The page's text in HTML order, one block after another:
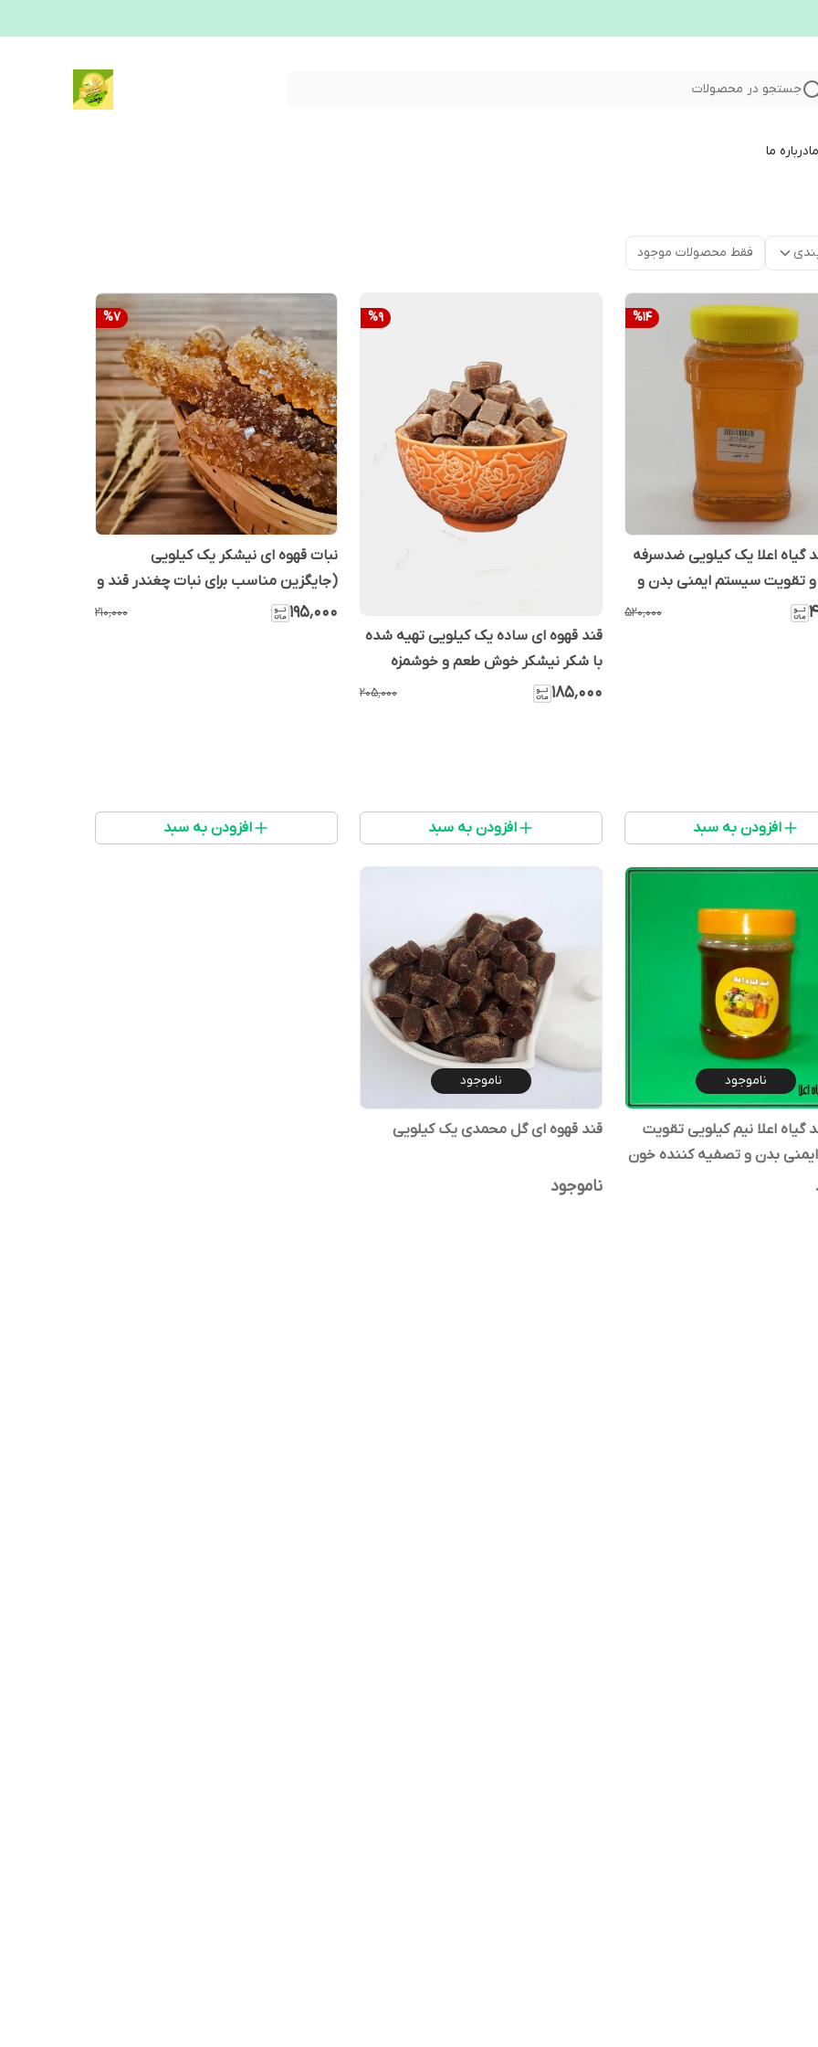
جستجو در محصولات
درباره ما
فقط محصولات موجود
%14
اعلا یک کیلویی ضدسرفه
و تقویت سیستم ایمنی بدن و
و تصفیه کننده خون و... ۵۲۰٬۰۰۰
افزودن به سبد
%9
قند قهوه ای ساده یک کیلویی تهیه شده
با شکر نیشکر خوش طعم و خوشمزه
۱۸۵٬۰۰۰ ۲۰۵٬۰۰۰
افزودن به سبد
%7
نبات قهوه ای نیشکر یک کیلویی
(جایگزین مناسب برای نبات چغندر قند و
مناسب دیابتی ها غنی از ویتامین و ...)
۱۹۵٬۰۰۰ ۲۱۰٬۰۰۰
افزودن به سبد
ناموجود
عسل چند گیاه اعلا نیم کیلویی تقویت
بدن و تصفیه کننده خون
و درمان گلودرد و ....
ناموجود
قند قهوه ای گل محمدی یک کیلویی
ناموجود